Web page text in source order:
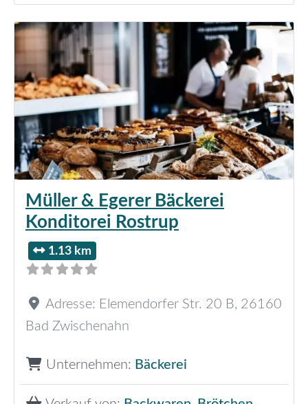
Müller & Egerer Bäckerei
Konditorei Rostrup
1.13 km
Adresse: Elemendorfer Str. 20 B, 26160
Bad Zwischenahn
Unternehmen: Bäckerei